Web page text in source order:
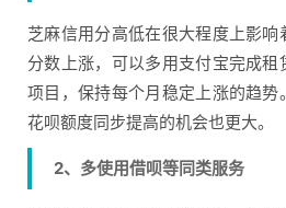
芝麻信用分高低在很大程度上影
分数上涨，可以多用支付宝完成
项目，保持每个月稳定上涨的趋势
花呗额度同步提高的机会也更大。
2、多使用借呗等同类服务